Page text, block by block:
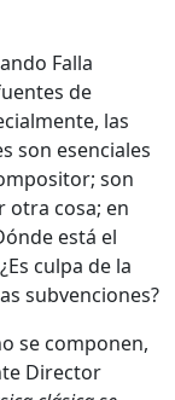
Falla
de
las
son esenciales
son
otra cosa; en
está el
culpa de la
subvenciones?
se componen,
Director